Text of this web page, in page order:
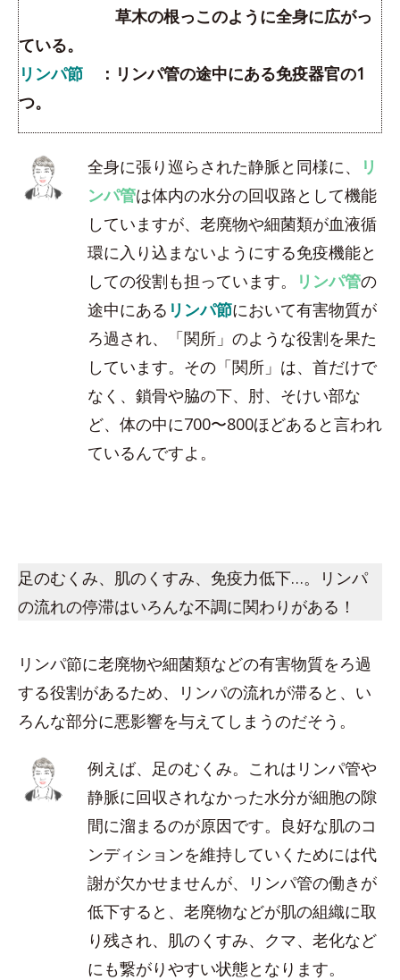
草木の根っこのように全身に広がっ
ている。
リンパ節 ：リンパ管の途中にある免疫器官の1
つ。
全身に張り巡らされた静脈と同様に、
リ
ンパ管は体内の水分の回収路として機能
していますが、老廃物や細菌類が血液循
環に入り込まないようにする免疫機能と
しての役割も担っています。
リンパ管の
途中にある リンパ節において有害物質が
ろ過され、「関所」のような役割を果た
しています。その「関所」は、首だけで
なく、鎖骨や脇の下、肘、そけい部な
ど、体の中に700〜800ほどあると言われ
ているんですよ。
足のむくみ、肌のくすみ、免疫力低下…。リンパ
の流れの停滞はいろんな不調に関わりがある！
リンパ節に老廃物や細菌類などの有害物質をろ過
する役割があるため、リンパの流れが滞ると、い
ろんな部分に悪影響を与えてしまうのだそう。
例えば、足のむくみ。これはリンパ管や
静脈に回収されなかった水分が細胞の隙
間に溜まるのが原因です。良好な肌のコ
ンディションを維持していくためには代
謝が欠かせませんが、リンパ管の働きが
低下すると、老廃物などが肌の組織に取
り残され、肌のくすみ、クマ、老化など
にも繋がりやすい状態となります。